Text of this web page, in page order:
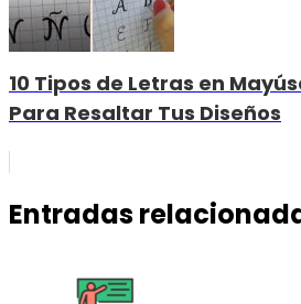
10 Tipos de Letras en
Para Resaltar Tus Diseños
Entradas